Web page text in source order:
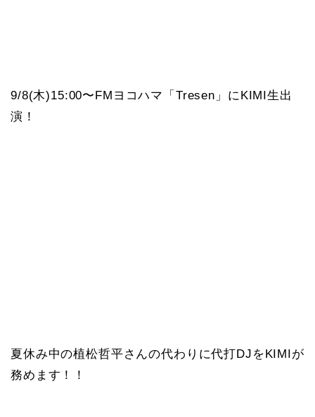
9/8(木)15:00〜FMヨコハマ「Tresen」にKIMI生出
演！
夏休み中の植松哲平さんの代わりに代打DJをKIMIが
務めます！！